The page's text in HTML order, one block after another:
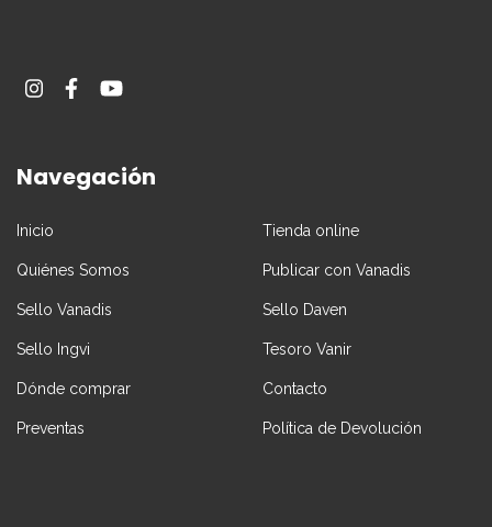
Navegación
Inicio Tienda online
Quiénes Somos Publicar con Vanadis
Sello Vanadis Sello Daven
Sello Ingvi Tesoro Vanir
Dónde comprar Contacto
Preventas Política de Devolución